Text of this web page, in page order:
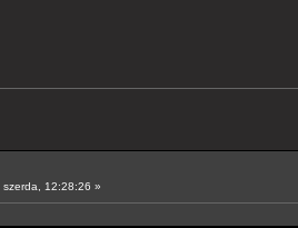
12:28:26 »